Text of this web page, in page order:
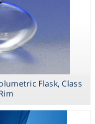
Flask, Class
Reagents & Kits
Consumables
Chemicals